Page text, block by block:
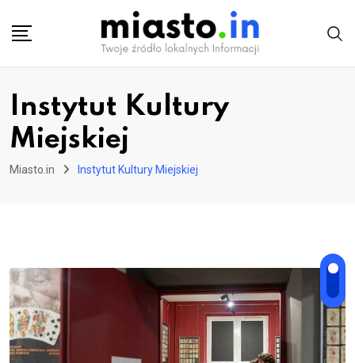
Instytut Kultury
Miejskiej
Miasto.in Instytut Kultury Miejskiej